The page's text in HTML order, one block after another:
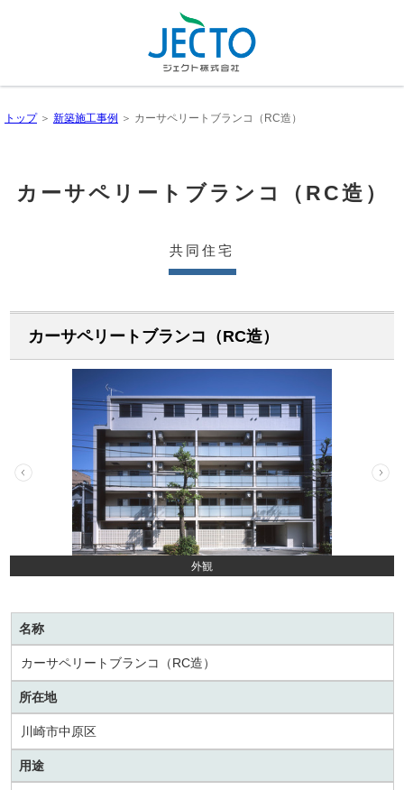
トップ＞ 新築施工事例 ＞ カーサペリートブランコ（RC造）
カーサペリートブランコ（RC造）
共同住宅
カーサペリートブランコ（RC造）
外観
名称
カーサペリートブランコ（RC造）
所在地
川崎市中原区
用途